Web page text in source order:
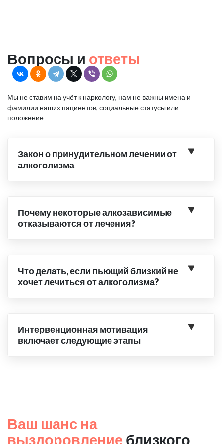
Вопросы и ответы
Мы не ставим на учёт к наркологу, нам не важны имена и
фамилии наших пациентов, социальные статусы или
положение
Закон о принудительном лечении от
алкоголизма
Почему некоторые алкозависимые
отказываются от лечения?
Что делать, если пьющий близкий не
хочет лечиться от алкоголизма?
Интервенционная мотивация
включает следующие этапы
Ваш шанс на
выздоровление близкого